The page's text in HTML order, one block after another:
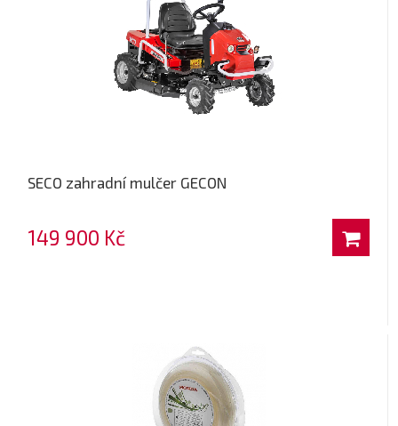
SECO zahradní mulčer GECON
149 900 Kč